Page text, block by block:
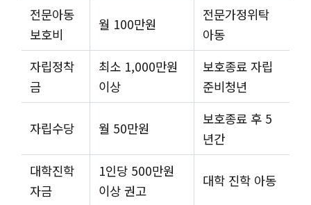
전문아동
보호비
월 100만원
전문가정위탁
아동
자립정착
금
최소 1,000만원
이상
보호종료 자립
준비청년
자립수당 월 50만원
보호종료 후 5
년간
대학진학
자금
1인당 500만원
이상 권고
대학 진학 아동